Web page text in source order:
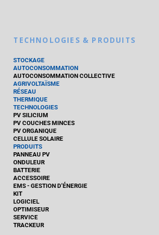
TECHNOLOGIES & PRODUITS
STOCKAGE
AUTOCONSOMMATION
AUTOCONSOMMATION COLLECTIVE
AGRIVOLTAÏSME
RÉSEAU
THERMIQUE
TECHNOLOGIES
PV SILICIUM
PV COUCHES MINCES
PV ORGANIQUE
CELLULE SOLAIRE
PRODUITS
PANNEAU PV
ONDULEUR
BATTERIE
ACCESSOIRE
EMS - GESTION D'ÉNERGIE
KIT
LOGICIEL
OPTIMISEUR
SERVICE
TRACKEUR